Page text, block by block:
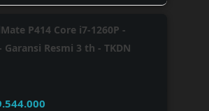
P414 Core i7-1260P -
Garansi Resmi 3 th - TKDN